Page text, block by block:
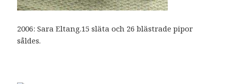
2006: Sara Eltang.15 släta och 26 blästrade pipor
såldes.